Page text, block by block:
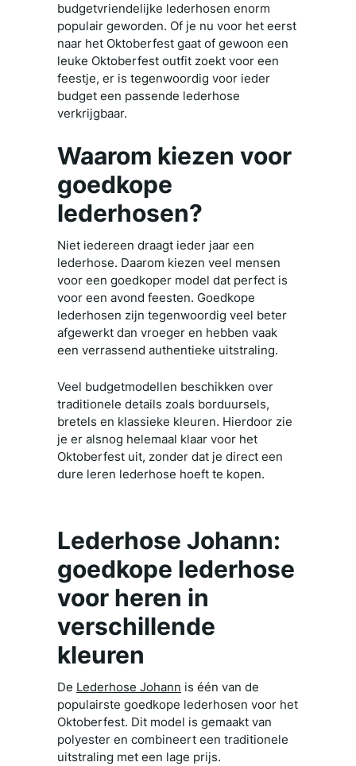
budgetvriendelijke lederhosen enorm
populair geworden. Of je nu voor het eerst
naar het Oktoberfest gaat of gewoon een
leuke Oktoberfest outfit zoekt voor een
feestje, er is tegenwoordig voor ieder
budget een passende lederhose
verkrijgbaar.
Waarom kiezen voor
goedkope
lederhosen?
Niet iedereen draagt ieder jaar een
lederhose. Daarom kiezen veel mensen
voor een goedkoper model dat perfect is
voor een avond feesten. Goedkope
lederhosen zijn tegenwoordig veel beter
afgewerkt dan vroeger en hebben vaak
een verrassend authentieke uitstraling.
Veel budgetmodellen beschikken over
traditionele details zoals borduursels,
bretels en klassieke kleuren. Hierdoor zie
je er alsnog helemaal klaar voor het
Oktoberfest uit, zonder dat je direct een
dure leren lederhose hoeft te kopen.
Lederhose Johann:
goedkope lederhose
voor heren in
verschillende
kleuren
De Lederhose Johann is één van de
populairste goedkope lederhosen voor het
Oktoberfest. Dit model is gemaakt van
polyester en combineert een traditionele
uitstraling met een lage prijs.